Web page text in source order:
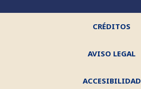
CRÉDITOS
AVISO LEGAL
ACCESIBILIDAD